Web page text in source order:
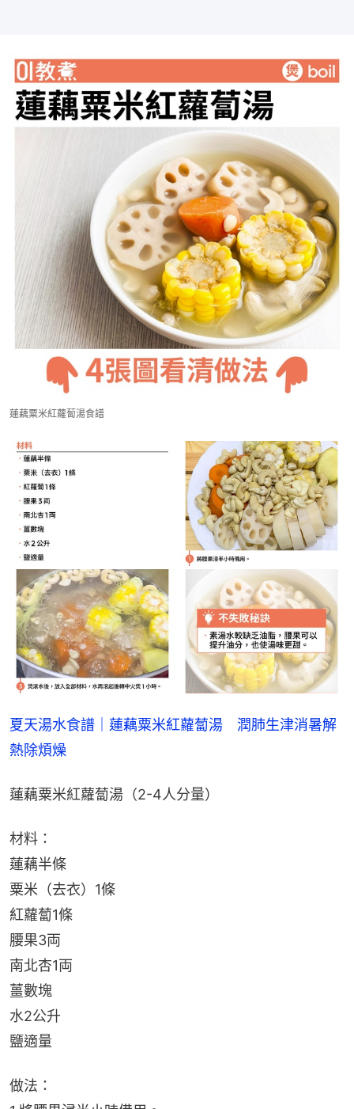
蓮藕粟米紅蘿蔔湯食譜
夏天湯水食譜｜蓮藕粟米紅蘿蔔湯　潤肺生津消暑解
熱除煩燥
蓮藕粟米紅蘿蔔湯（2-4人分量）
材料：
蓮藕半條
粟米（去衣）1條
紅蘿蔔1條
腰果3両
南北杏1両
薑數塊
水2公升
鹽適量
做法：